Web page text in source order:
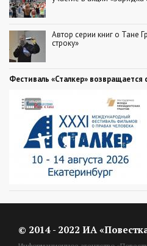
Автор серии книг о Тане
строку»
Фестиваль «Сталкер»
© 2014 - 2022 ИА